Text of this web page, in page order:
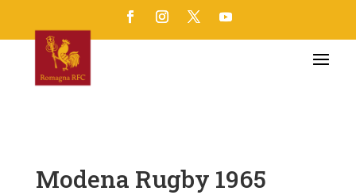
Modena Rugby 1965